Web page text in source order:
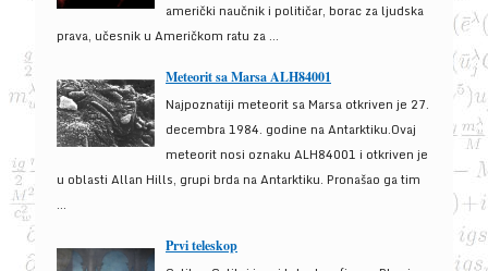
američki naučnik i političar, borac za ljudska
prava, učesnik u Američkom ratu za ...
Meteorit sa Marsa ALH84001
Najpoznatiji meteorit sa Marsa otkriven je 27.
decembra 1984. godine na Antarktiku.Ovaj
meteorit nosi oznaku ALH84001 i otkriven je
u oblasti Allan Hills, grupi brda na Antarktiku. Pronašao ga tim
...
Prvi teleskop